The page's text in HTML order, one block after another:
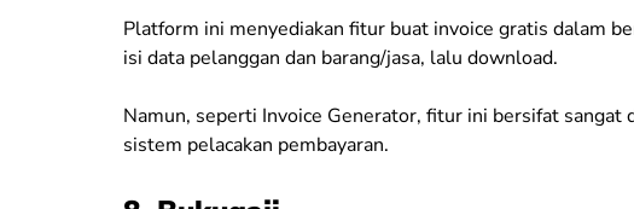
Platform ini menyediakan fitur buat invoice gratis dalam
isi data pelanggan dan barang/jasa, lalu download.
Namun, seperti Invoice Generator, fitur ini bersifat sangat
sistem pelacakan pembayaran.